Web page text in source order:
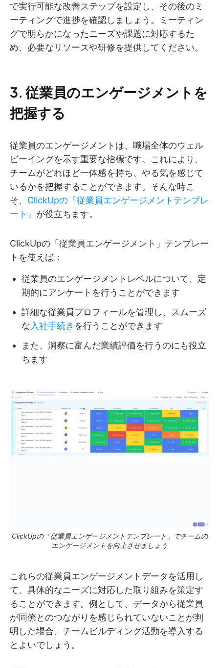
で実行可能な改善ステップを設定し、その後のミ
ーティングで進捗を確認しましょう。ミーティン
グで明らかになったニーズや課題に対応するた
め、必要なリソースや研修を提供してください。
3. 従業員のエンゲージメントを
把握する
従業員のエンゲージメントは、職場全体のウェル
ビーイングを示す重要な指標です。これにより、
チームがどれほど一体感を持ち、やる気を感じて
いるかを把握することができます。そんな時こ
そ、 ClickUpの「従業員エンゲージメントテンプレ
ート」 が役立ちます。
ClickUpの「従業員エンゲージメント」テンプレー
トを使えば：
従業員のエンゲージメントレベルについて、定
期的にアンケートを行うことができます
詳細な従業員プロフィールを管理し、スムーズ
な入社手続き を行うことができます
また、洞察に富んだ業績評価を行うのにも役立
ちます
ClickUpの「従業員エンゲージメントテンプレート」でチームの
エンゲージメントを向上させましょう
これらの従業員エンゲージメントデータを活用し
て、具体的なニーズに対応した取り組みを策定す
ることができます。例として、データから従業員
が同僚とのつながりを感じられていないことが判
明した場合、チームビルディング活動を導入する
とよいでしょう。